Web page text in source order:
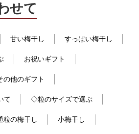
せて
甘い梅干し すっぱい梅干し
お祝いギフト
の他のギフト
て ◇粒のサイズで選ぶ
粒の梅干し 小梅干し